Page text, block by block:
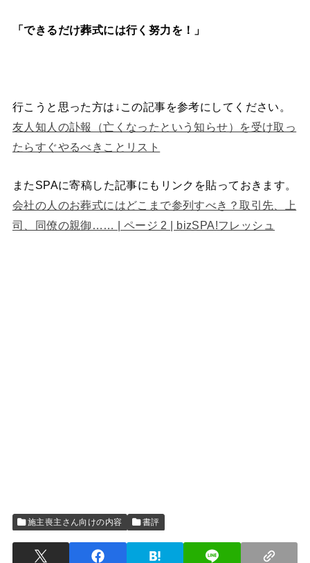
「できるだけ葬式には行く努力を！」
行こうと思った方は↓この記事を参考にしてください。
友人知人の訃報（亡くなったという知らせ）を受け取っ
たらすぐやるべきことリスト
またSPAに寄稿した記事にもリンクを貼っておきます。
会社の人のお葬式にはどこまで参列すべき？取引先、上
司、同僚の親御…… | ページ 2 | bizSPA!フレッシュ
施主喪主さん向けの内容 書評